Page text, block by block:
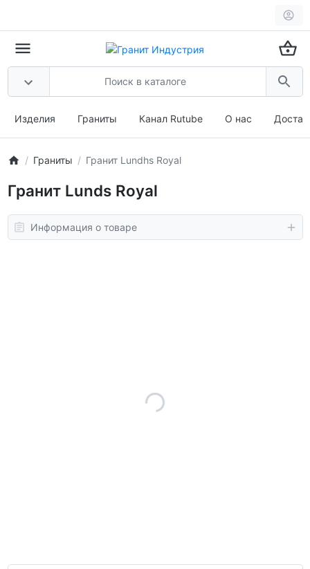
Изделия Граниты Канал Rutube О нас
Граниты Гранит Lundhs Royal
Гранит Lunds Royal
Информация о товаре